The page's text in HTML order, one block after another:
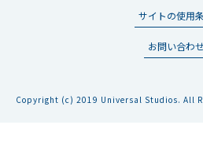
サイトの使用
お問い合わ
Copyright (c) 2019 Universal Studios. All